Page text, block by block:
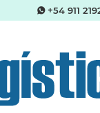
+54 911